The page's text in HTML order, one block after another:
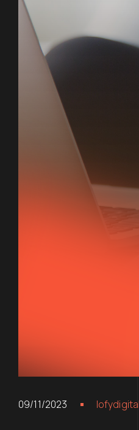
09/11/2023